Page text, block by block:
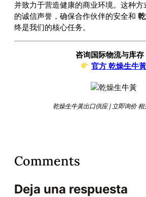
并致力于营造健康的商业环境。这种
的诚信声誉，确保合作伙伴的安全和
终是我们的核心任务。
咨询国际物流与库存
官方 乾燥生牛黃
乾燥生牛黃出口供应 | 立即询价 相
Comments
Deja una respuesta